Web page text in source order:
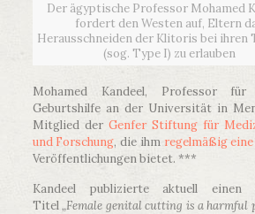
Der ägyptische Professor Mohamed
fordert den Westen auf, Eltern
Herausschneiden der Klitoris bei ihren
(sog. Type I) zu erlauben
Mohamed Kandeel, Professor für
Geburtshilfe an der Universität in
Mitglied der Genfer Stiftung für
und Forschung, die ihm regelmäßig
Veröffentlichungen bietet. ***
Kandeel publizierte aktuell einen
Titel„Female genital cutting is a harmful